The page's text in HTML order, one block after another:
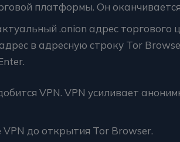
платформы. Он
.onion адрес торгового
в адресную строку Tor
VPN. VPN усиливает
VPN до открытия Tor Browser.